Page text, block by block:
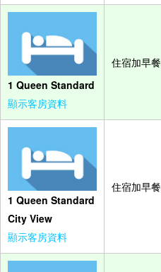
1 Queen Standard
顯示客房資料
住宿加早餐
1 Queen Standard
City View
顯示客房資料
住宿加早餐